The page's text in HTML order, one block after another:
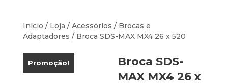
Início / Loja / Acessórios / Brocas e
Adaptadores / Broca SDS-MAX MX4 26 x 520
Promoção!
Broca SDS-
MAX MX4 26 x